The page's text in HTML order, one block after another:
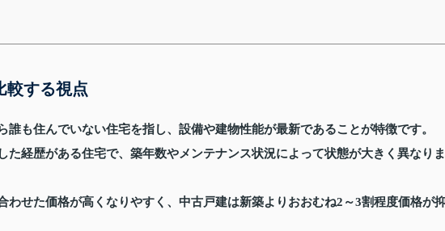
較する視点
誰も住んでいない住宅を指し、設備や建物性能が最新であることが特徴です。
た経歴がある住宅で、築年数やメンテナンス状況によって状態が大きく異なりま
わせた価格が高くなりやすく、中古戸建は新築よりおおむね2～3割程度価格が